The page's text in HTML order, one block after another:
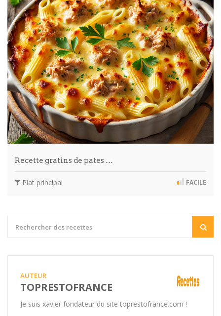
Recette gratins de pates …
Plat principal FACILE
AUTEUR
TOPRESTOFRANCE
Je suis xavier fondateur du site toprestofrance.com !